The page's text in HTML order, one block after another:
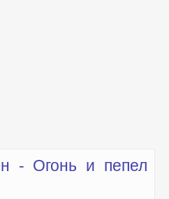
- Огонь и пепел